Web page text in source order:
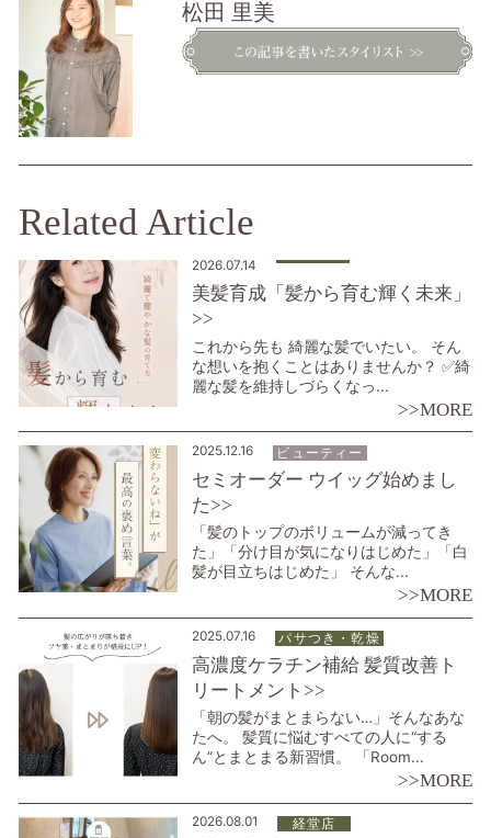
松田 里美
Related Article
2026.07.14
美髪育成「髪から育む輝く未来」
>>
これから先も 綺麗な髪でいたい。 そん
な想いを抱くことはありませんか？ ✅綺
麗な髪を維持しづらくなっ...
>>MORE
2025.12.16 ビューティー
セミオーダー ウイッグ始めまし
た>>
「髪のトップのボリュームが減ってき
た」「分け目が気になりはじめた」「白
髪が目立ちはじめた」 そんな...
>>MORE
2025.07.16 パサつき・乾燥
高濃度ケラチン補給 髪質改善ト
リートメント>>
「朝の髪がまとまらない…」そんなあな
たへ。 髪質に悩むすべての人に“する
ん”とまとまる新習慣。 「Room...
>>MORE
2026.08.01 経堂店